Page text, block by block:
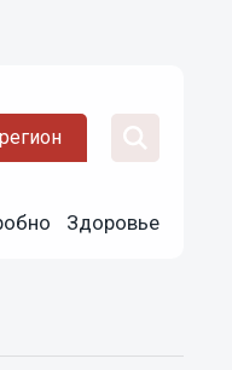
Здоровье